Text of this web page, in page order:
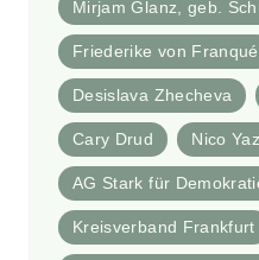
Mirjam Glanz, geb.
Friederike von Franqué
Desislava Zhecheva
Cary Drud Nico
AG Stark für
Kreisverband Frankfurt